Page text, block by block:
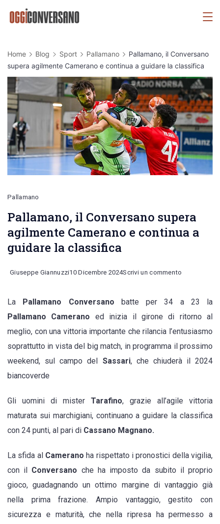
Home Blog Sport Pallamano
Pallamano, il Conversano
supera agilmente Camerano e continua a guidare la classifica
Pallamano
Pallamano, il Conversano supera
agilmente Camerano e continua a
guidare la classifica
Giuseppe Giannuzzi10 Dicembre 2024Scrivi un commento
il
Conversano
supera
agilmente
Camerano
a
guidare
La Pallamano Conversano batte per 34 a 23 la
Pallamano Camerano ed inizia il girone di ritorno al
meglio, con una vittoria importante che rilancia l’entusiasmo
soprattutto in vista del big match, in programma il prossimo
weekend, sul campo del Sassari, che chiuderà il 2024
biancoverde
Gli uomini di mister Tarafino, grazie all’agile vittoria
maturata sui marchigiani, continuano a guidare la classifica
con 24 punti, al pari di Cassano Magnano.
La sfida al Camerano ha rispettato i pronostici della vigilia,
con il Conversano che ha imposto da subito il proprio
gioco, guadagnando un ottimo margine di vantaggio già
nella prima frazione. Ampio vantaggio, gestito con
sicurezza e maturità, che nella ripresa ha permesso a